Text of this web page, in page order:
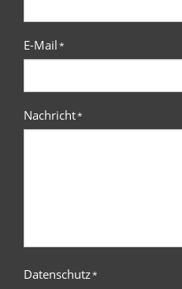
E-Mail*
Nachricht*
Datenschutz*